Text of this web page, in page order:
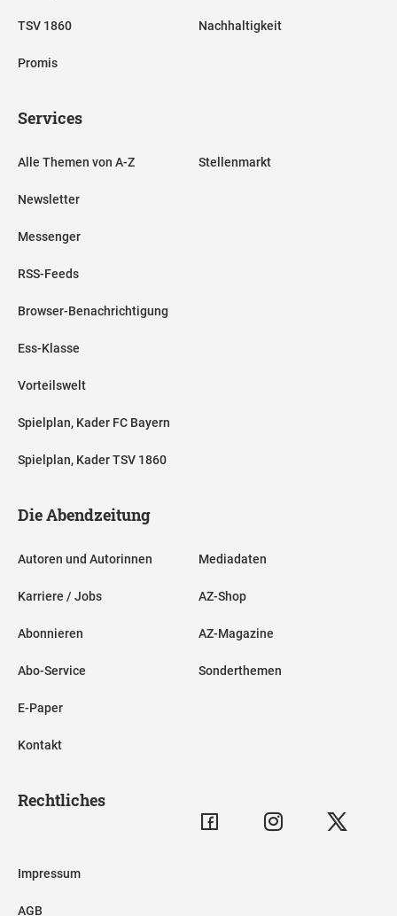
TSV 1860
Promis
Nachhaltigkeit
Services
Alle Themen von A-Z
Newsletter
Messenger
RSS-Feeds
Browser-Benachrichtigung
Ess-Klasse
Vorteilswelt
Spielplan, Kader FC Bayern
Spielplan, Kader TSV 1860
Stellenmarkt
Die Abendzeitung
Autoren und Autorinnen
Karriere / Jobs
Abonnieren
Abo-Service
E-Paper
Kontakt
Mediadaten
AZ-Shop
AZ-Magazine
Sonderthemen
Rechtliches
Impressum
AGB